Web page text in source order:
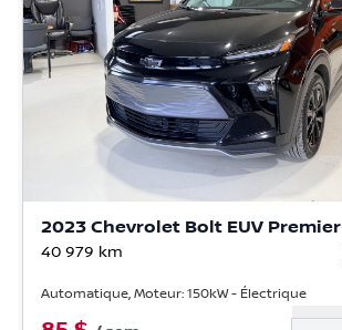
2023 Chevrolet Bolt EUV Premier
40 979 km
Automatique, Moteur: 150kW - Électrique